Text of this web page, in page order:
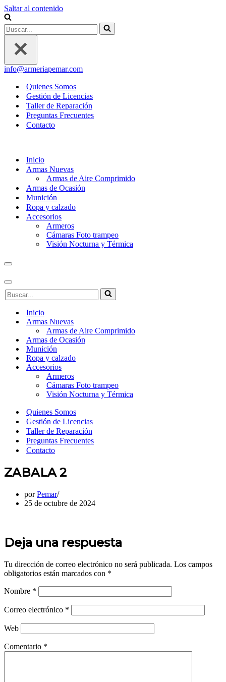
Saltar al contenido
Buscar...
info@armeriapemar.com
Quienes Somos
Gestión de Licencias
Taller de Reparación
Preguntas Frecuentes
Contacto
Inicio
Armas Nuevas
Armas de Aire Comprimido
Armas de Ocasión
Munición
Ropa y calzado
Accesorios
Armeros
Cámaras Foto trampeo
Visión Nocturna y Térmica
Menú
navegación
Menú
de
navegación
Buscar...
Inicio
Armas Nuevas
Armas de Aire Comprimido
Armas de Ocasión
Munición
Ropa y calzado
Accesorios
Armeros
Cámaras Foto trampeo
Visión Nocturna y Térmica
Quienes Somos
Gestión de Licencias
Taller de Reparación
Preguntas Frecuentes
Contacto
ZABALA 2
porPemar
25 de octubre de 2024
Deja una respuesta
Tu dirección de correo electrónico no será publicada. Los campos
obligatorios están marcados con *
Nombre *
Correo electrónico *
Web
Comentario *